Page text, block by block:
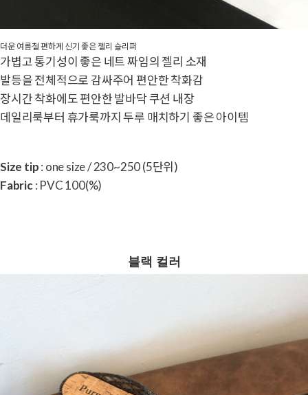
더운 여름철 편하게 신기 좋은 젤리 슬리퍼
가볍고 통기성이 좋은 네트 짜임의 젤리 소재
발등을 전체적으로 감싸주어 편안한 착화감
장시간 착화에도 편안한 발바닥 쿠션 내장
데일리룩부터 휴가룩까지 두루 매치하기 좋은 아이템
Size tip: one size / 230~250 (5단위)
Fabric: PVC 100(%)
블랙 컬러